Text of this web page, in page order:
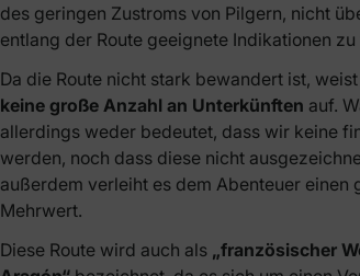
des geringen Zustroms von Pilgern, nicht
entlang der Route geeignete Indikationen
Da die Route nicht stark bewandert ist,
keine große Anzahl an Unterkünften auf.
allerdings weder bedeutet, dass wir keine
werden, noch dass diese nicht
außerdem verleiht es dem Abenteuer einen
Mehrwert.
Diese Route wird auch als „französischer